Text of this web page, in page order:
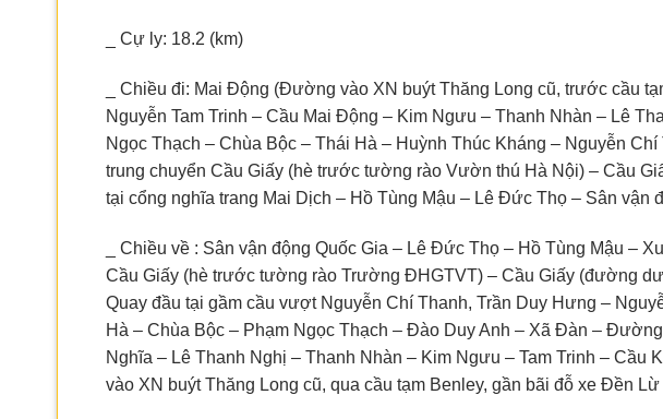
_ Cự ly: 18.2 (km)
_ Chiều đi: Mai Động (Đường vào XN buýt Thăng Long cũ, trước cầu
Nguyễn Tam Trinh – Cầu Mai Động – Kim Ngưu – Thanh Nhàn – Lê
Ngọc Thạch – Chùa Bộc – Thái Hà – Huỳnh Thúc Kháng – Nguyễn
trung chuyển Cầu Giấy (hè trước tường rào Vườn thú Hà Nội) – Cầu
tại cổng nghĩa trang Mai Dịch – Hồ Tùng Mậu – Lê Đức Thọ – Sân vận
_ Chiều về : Sân vận động Quốc Gia – Lê Đức Thọ – Hồ Tùng Mậu –
Cầu Giấy (hè trước tường rào Trường ĐHGTVT) – Cầu Giấy (đường
Quay đầu tại gầm cầu vượt Nguyễn Chí Thanh, Trần Duy Hưng –
Hà – Chùa Bộc – Phạm Ngọc Thạch – Đào Duy Anh – Xã Đàn –
Nghĩa – Lê Thanh Nghị – Thanh Nhàn – Kim Ngưu – Tam Trinh – Cầu
vào XN buýt Thăng Long cũ, qua cầu tạm Benley, gần bãi đỗ xe Đền Lừ